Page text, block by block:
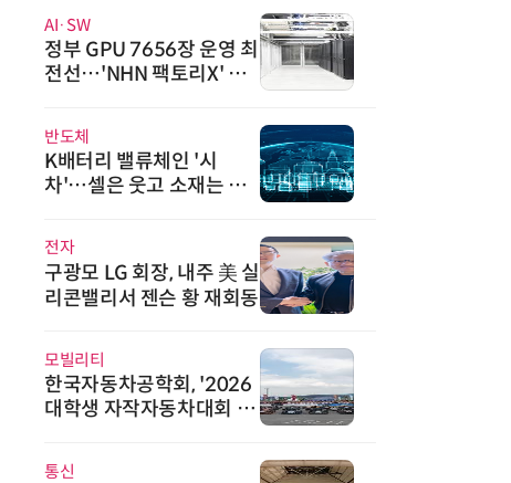
AI·SW
정부 GPU 7656장 운영 최
전선…'NHN 팩토리X' 가
반도체
K배터리 밸류체인 '시
차'…셀은 웃고 소재는 아
전자
구광모 LG 회장, 내주 美 실
리콘밸리서 젠슨 황 재회동
모빌리티
한국자동차공학회, '2026
대학생 자작자동차대회 포
통신